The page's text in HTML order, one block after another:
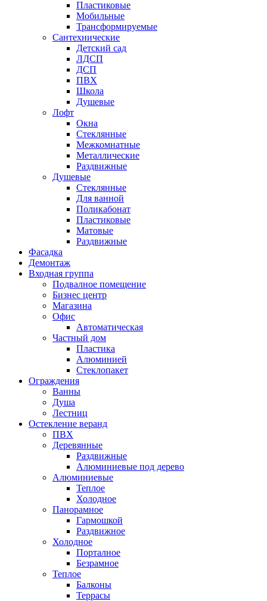
Пластиковые
Мобильные
Трансформируемые
Сантехнические
Детский сад
ЛДСП
ДСП
ПВХ
Школа
Душевые
Лофт
Окна
Стеклянные
Межкомнатные
Металлические
Раздвижные
Душевые
Стеклянные
Для ванной
Поликабонат
Пластиковые
Матовые
Раздвижные
Фасадка
Демонтаж
Входная группа
Подвалное помещение
Бизнес центр
Магазина
Офис
Автоматическая
Частный дом
Пластика
Алюминией
Стеклопакет
Ограждения
Ванны
Душа
Лестниц
Остекление веранд
ПВХ
Деревянные
Раздвижные
Алюминиевые под дерево
Алюминиевые
Теплое
Холодное
Панорамное
Гармошкой
Раздвижное
Холодное
Порталное
Безрамное
Теплое
Балконы
Террасы